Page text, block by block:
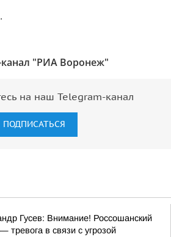
канал "РИА Воронеж"
на наш Telegram-канал
ПОДПИСАТЬСЯ
Гусев: Внимание! Россошанский
тревога в связи с угрозой